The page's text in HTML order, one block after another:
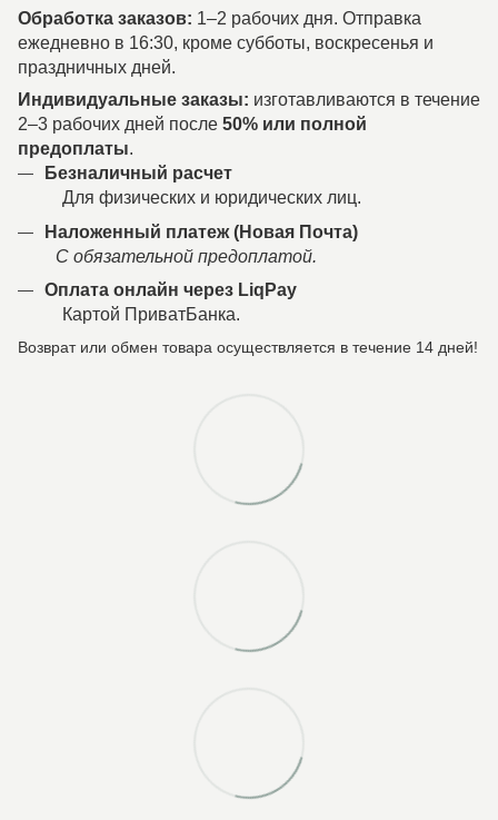
Обработка заказов: 1–2 рабочих дня. Отправка
ежедневно в 16:30, кроме субботы, воскресенья и
праздничных дней.
Индивидуальные заказы: изготавливаются в течение
2–3 рабочих дней после 50% или полной
предоплаты.
Безналичный расчет
Для физических и юридических лиц.
Наложенный платеж (Новая Почта)
С обязательной предоплатой.
Оплата онлайн через LiqPay
Картой ПриватБанка.
Возврат или обмен товара осуществляется в течение 14 дней!